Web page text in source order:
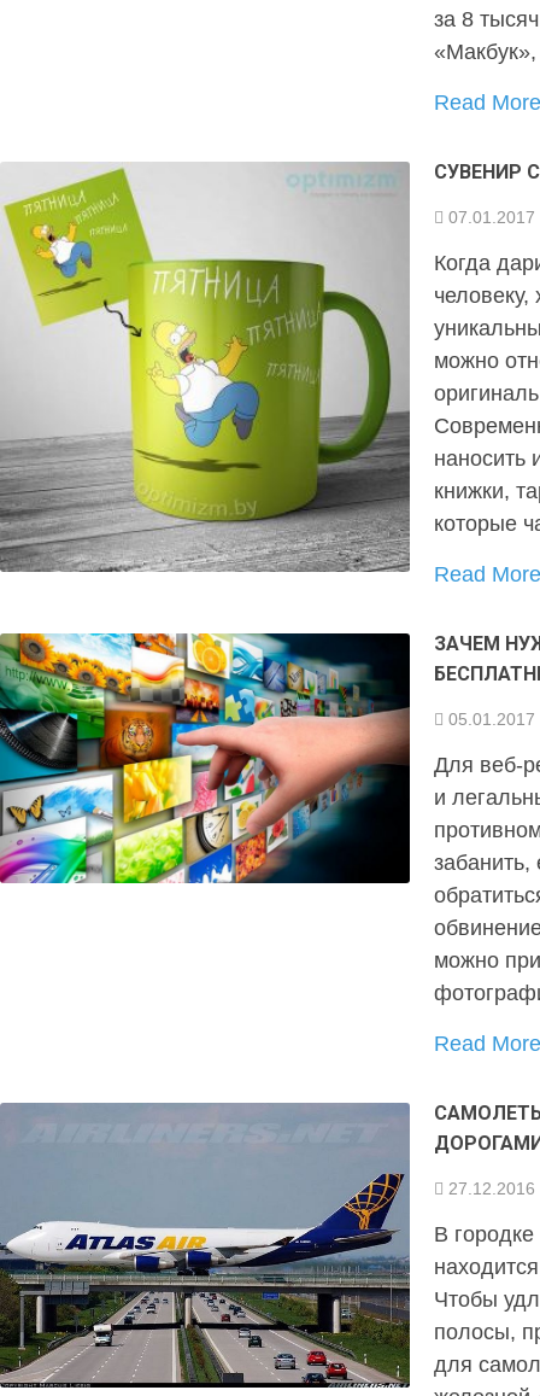
за 8
Read
СУВЕНИР
07.01.2017
Когда
можно
наносить
книжки,
которые
Read
ЗАЧЕМ
05.01.2017
Для веб-
и
можно
Read
27.12.2016
В
Чтобы
полосы,
для